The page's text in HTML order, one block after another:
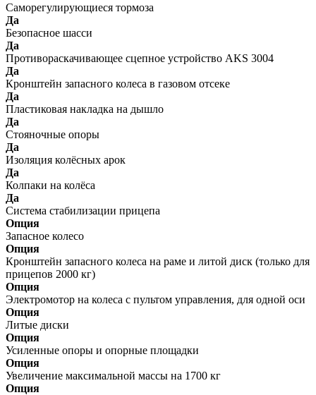
Саморегулирующиеся тормоза
Да
Безопасное шасси
Да
Противораскачивающее сцепное устройство AKS 3004
Да
Кронштейн запасного колеса в газовом отсеке
Да
Пластиковая накладка на дышло
Да
Стояночные опоры
Да
Изоляция колёсных арок
Да
Колпаки на колёса
Да
Система стабилизации прицепа
Опция
Запасное колесо
Опция
Кронштейн запасного колеса на раме и литой диск (только для
прицепов 2000 кг)
Опция
Электромотор на колеса с пультом управления, для одной оси
Опция
Литые диски
Опция
Усиленные опоры и опорные площадки
Опция
Увеличение максимальной массы на 1700 кг
Опция